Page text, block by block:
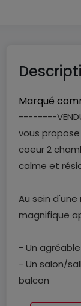
Marqué
--------
vous
coeur 2
calme et
Au sein
magnifique
- Un
- Un salon/
balcon